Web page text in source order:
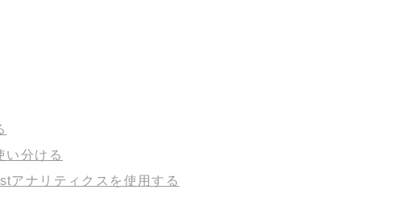
い分ける
アナリティクスを使用する